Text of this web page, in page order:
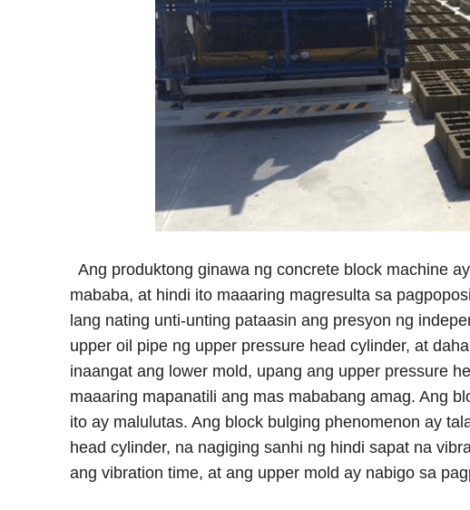
Ang produktong ginawa ng concrete block machine
mababa, at hindi ito maaaring magresulta sa
lang nating unti-unting pataasin ang presyon ng
upper oil pipe ng upper pressure head cylinder, at
inaangat ang lower mold, upang ang upper pressure
maaaring mapanatili ang mas mababang amag. Ang
ito ay malulutas. Ang block bulging phenomenon ay
head cylinder, na nagiging sanhi ng hindi sapat na
ang vibration time, at ang upper mold ay nabigo sa